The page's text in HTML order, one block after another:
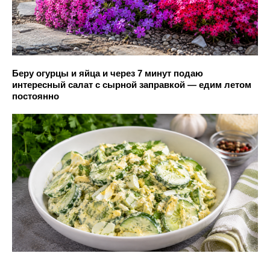
Беру огурцы и яйца и через 7 минут подаю
интересный салат с сырной заправкой — едим летом
постоянно